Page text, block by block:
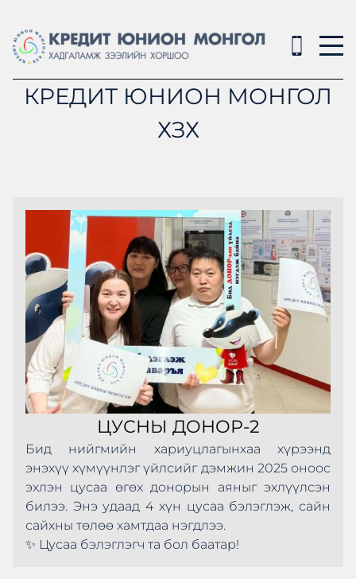
КРЕДИТ ЮНИОН МОНГОЛ
ХЗХ
ЦУСНЫ ДОНОР-2
Бид нийгмийн хариуцлагынхаа хүрээнд
энэхүү хүмүүнлэг үйлсийг дэмжин 2025 оноос
эхлэн цусаа өгөх донорын аяныг эхлүүлсэн
билээ. Энэ удаад 4 хүн цусаа бэлэглэж, сайн
сайхны төлөө хамтдаа нэгдлээ.
✨ Цусаа бэлэглэгч та бол баатар!